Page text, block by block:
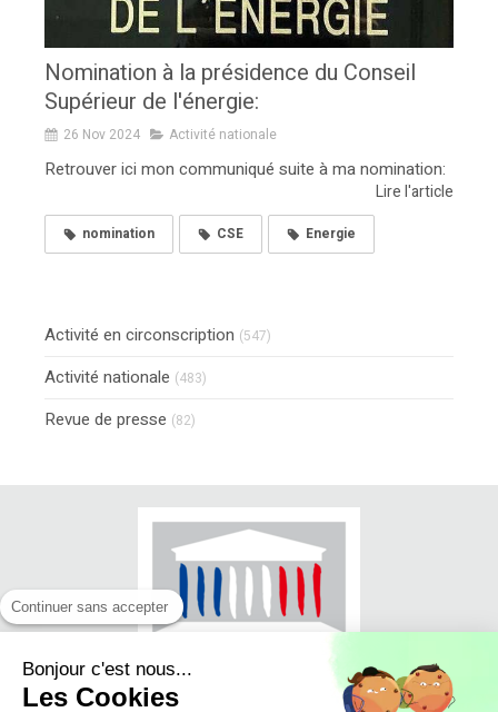
Nomination à la présidence du Conseil
Supérieur de l'énergie:
26 Nov 2024 Activité nationale
Retrouver ici mon communiqué suite à ma nomination:
Lire l'article
nomination CSE Energie
Activité en circonscription (547)
Activité nationale (483)
Revue de presse (82)
Continuer sans accepter
Bonjour c'est nous...
Les Cookies